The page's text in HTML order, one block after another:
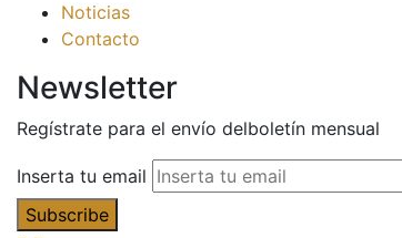
Noticias
Contacto
Newsletter
Regístrate para el envío delboletín mensual
Inserta tu email